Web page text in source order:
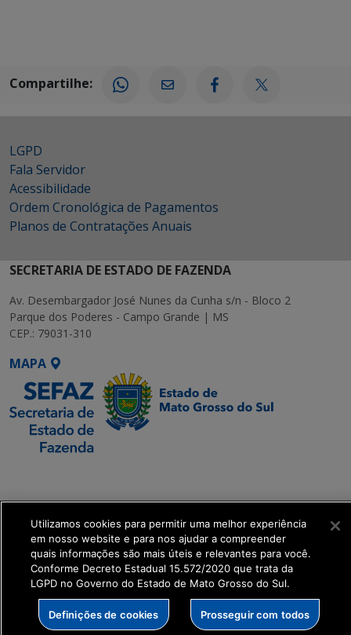
Compartilhe:
LGPD
Fala Servidor
Acessibilidade
Ordem Cronológica de Pagamentos
Planos de Contratações Anuais
SECRETARIA DE ESTADO DE FAZENDA
Av. Desembargador José Nunes da Cunha s/n - Bloco 2
Parque dos Poderes - Campo Grande | MS
CEP.: 79031-310
MAPA
get_footer();
Utilizamos cookies para permitir uma melhor experiência
em nosso website e para nos ajudar a compreender
quais informações são mais úteis e relevantes para você.
Conforme Decreto Estadual 15.572/2020 que trata da
LGPD no Governo do Estado de Mato Grosso do Sul.
Definições de cookies Prosseguir com todos